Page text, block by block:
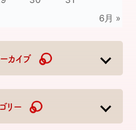
6月 »
カイブ
2023
リー